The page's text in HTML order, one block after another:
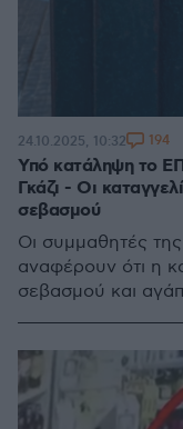
Υπό κατάληψη το
Γκάζι - Οι
σεβασμού
Οι συμμαθητές
αναφέρουν ότι η
σεβασμού και
24.10.2025, 10:32 194